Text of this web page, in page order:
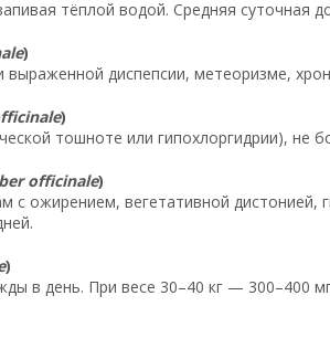
тёплой водой. Средняя суточная
)
диспепсии, метеоризме,
)
тошноте или гипохлоргидрии), не
officinale)
с ожирением, вегетативной дистонией,
)
в день. При весе 30–40 кг — 300–400